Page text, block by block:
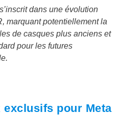
dans une évolution
marquant potentiellement la
de casques plus anciens et
pour les futures
exclusifs pour Meta